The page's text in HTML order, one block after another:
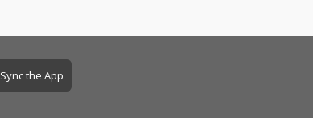
Sync the App